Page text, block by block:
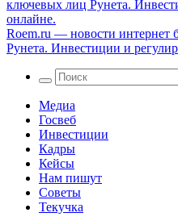
Roem.ru — новости интернет
Рунета. Инвестиции и
Медиа
Госвеб
Инвестиции
Кадры
Кейсы
Нам пишут
Советы
Текучка